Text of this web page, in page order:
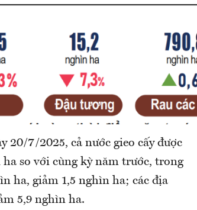
20/7/2025, cả nước gieo cấy được
so với cùng kỳ năm trước, trong
ha, giảm 1,5 nghìn ha; các địa
5,9 nghìn ha.